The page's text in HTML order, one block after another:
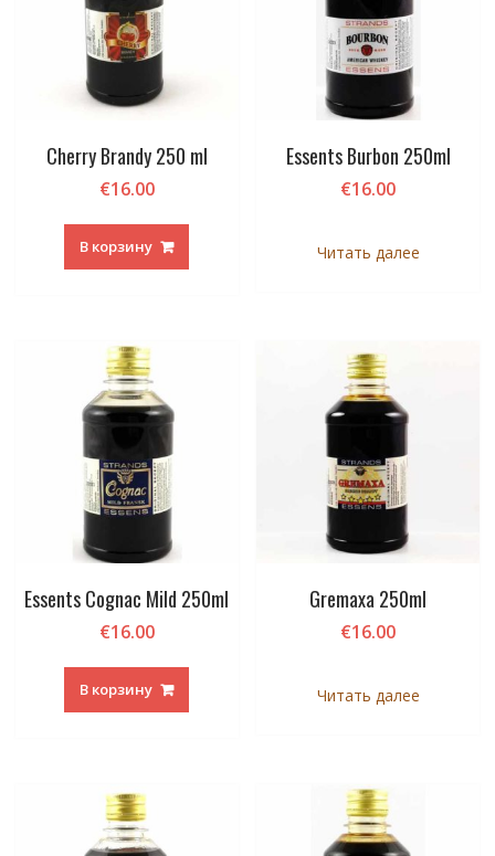
Cherry Brandy 250 ml
€16.00
В корзину
Essents Burbon 250ml
€16.00
Читать далее
Essents Cognac Mild 250ml
€16.00
В корзину
Gremaxa 250ml
€16.00
Читать далее